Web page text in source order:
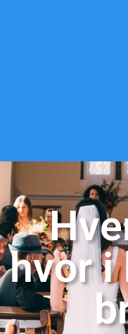
hvor i